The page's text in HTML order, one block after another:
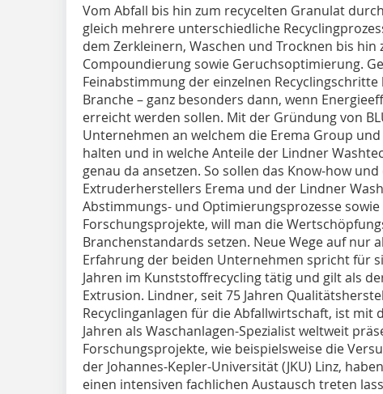
Vom Abfall bis hin zum recycelten Granulat
gleich mehrere unterschiedliche
dem Zerkleinern, Waschen und Trocknen bis
Compoundierung sowie Geruchsoptimierung.
Feinabstimmung der einzelnen
Branche – ganz besonders dann, wenn
erreicht werden sollen. Mit der Gründung von
Unternehmen an welchem die Erema Group
halten und in welche Anteile der Lindner
genau da ansetzen. So sollen das Know-how
Extruderherstellers Erema und der Lindner
Abstimmungs- und Optimierungsprozesse
Forschungsprojekte, will man die
Branchenstandards setzen. Neue Wege auf nur
Erfahrung der beiden Unternehmen spricht für
Jahren im Kunststoffrecycling tätig und gilt als
Extrusion. Lindner, seit 75 Jahren
Recyclinganlagen für die Abfallwirtschaft, ist mit
Jahren als Waschanlagen-Spezialist weltweit
Forschungsprojekte, wie beispielsweise die
der Johannes-Kepler-Universität (JKU) Linz,
einen intensiven fachlichen Austausch treten